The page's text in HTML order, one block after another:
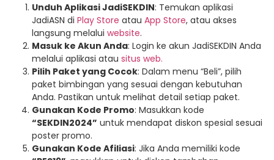
Unduh Aplikasi JadiSEKDIN: Temukan aplikasi
JadiASN di Play Store atau App Store, atau akses
langsung melalui website.
Masuk ke Akun Anda: Login ke akun JadiSEKDIN Anda
melalui aplikasi atau situs web.
Pilih Paket yang Cocok: Dalam menu “Beli”, pilih
paket bimbingan yang sesuai dengan kebutuhan
Anda. Pastikan untuk melihat detail setiap paket.
Gunakan Kode Promo: Masukkan kode
“SEKDIN2024” untuk mendapat diskon spesial sesuai
poster promo.
Gunakan Kode Afiliasi: Jika Anda memiliki kode